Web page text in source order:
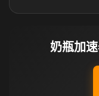
奶瓶加